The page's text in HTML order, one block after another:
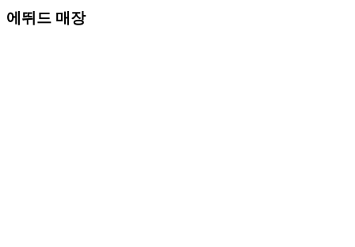
에뛰드 매장